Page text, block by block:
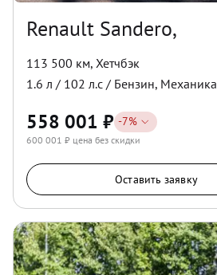
Renault Sandero,
113 500 км, Хетчбэк
1.6 л / 102 л.с / Бензин, Механика
558 001 ₽ -7%
600 001 ₽ цена без скидки
Оставить заявку